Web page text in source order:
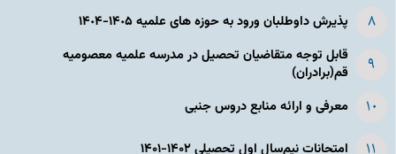
پذیرش داوطلبان ورود به حوزه های علمیه ١۴٠۵-١۴٠۴
قابل توجه متقاضیان تحصیل در مدرسه علمیه معصومیه
قم(برادران)
معرفی و ارائه منابع دروس جنبی
امتحانات نیم‌سال اول تحصیلی ۱۴۰۲-۱۴۰۱